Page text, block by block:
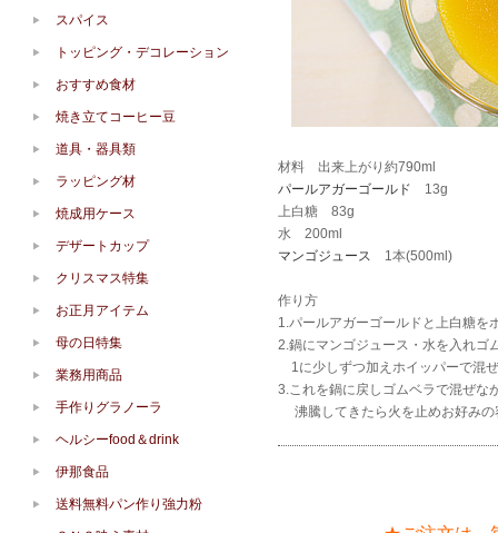
材料 出来上がり約790ml
パールアガーゴールド 13g
上白糖 83g
水 200ml
マンゴジュース 1本(500ml)
作り方
1.パールアガーゴールドと上白糖を
2.鍋にマンゴジュース・水を入れゴ
1に少しずつ加えホイッパーで混
3.これを鍋に戻しゴムベラで混ぜな
沸騰してきたら火を止めお好みの
スパイス
トッピング・デコレーション
おすすめ食材
焼き立てコーヒー豆
道具・器具類
ラッピング材
焼成用ケース
デザートカップ
クリスマス特集
お正月アイテム
母の日特集
業務用商品
手作りグラノーラ
ヘルシーfood＆drink
伊那食品
送料無料パン作り強力粉